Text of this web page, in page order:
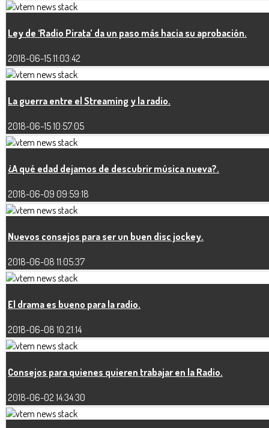
Ley de ‘Radio Pirata’ da un paso más hacia su aprobación.
2018-06-15 11:03:42
La guerra entre el Streaming y la radio.
2018-06-15 10:57:05
¿A qué edad dejamos de descubrir música nueva?.
2018-06-09 09:59:18
Nuevos consejos para ser un buen disc jockey.
2018-06-08 11:05:37
El drama es bueno para la radio.
2018-06-08 10:21:14
Consejos para quienes quieren trabajar en la Radio.
2018-06-02 14:34:30